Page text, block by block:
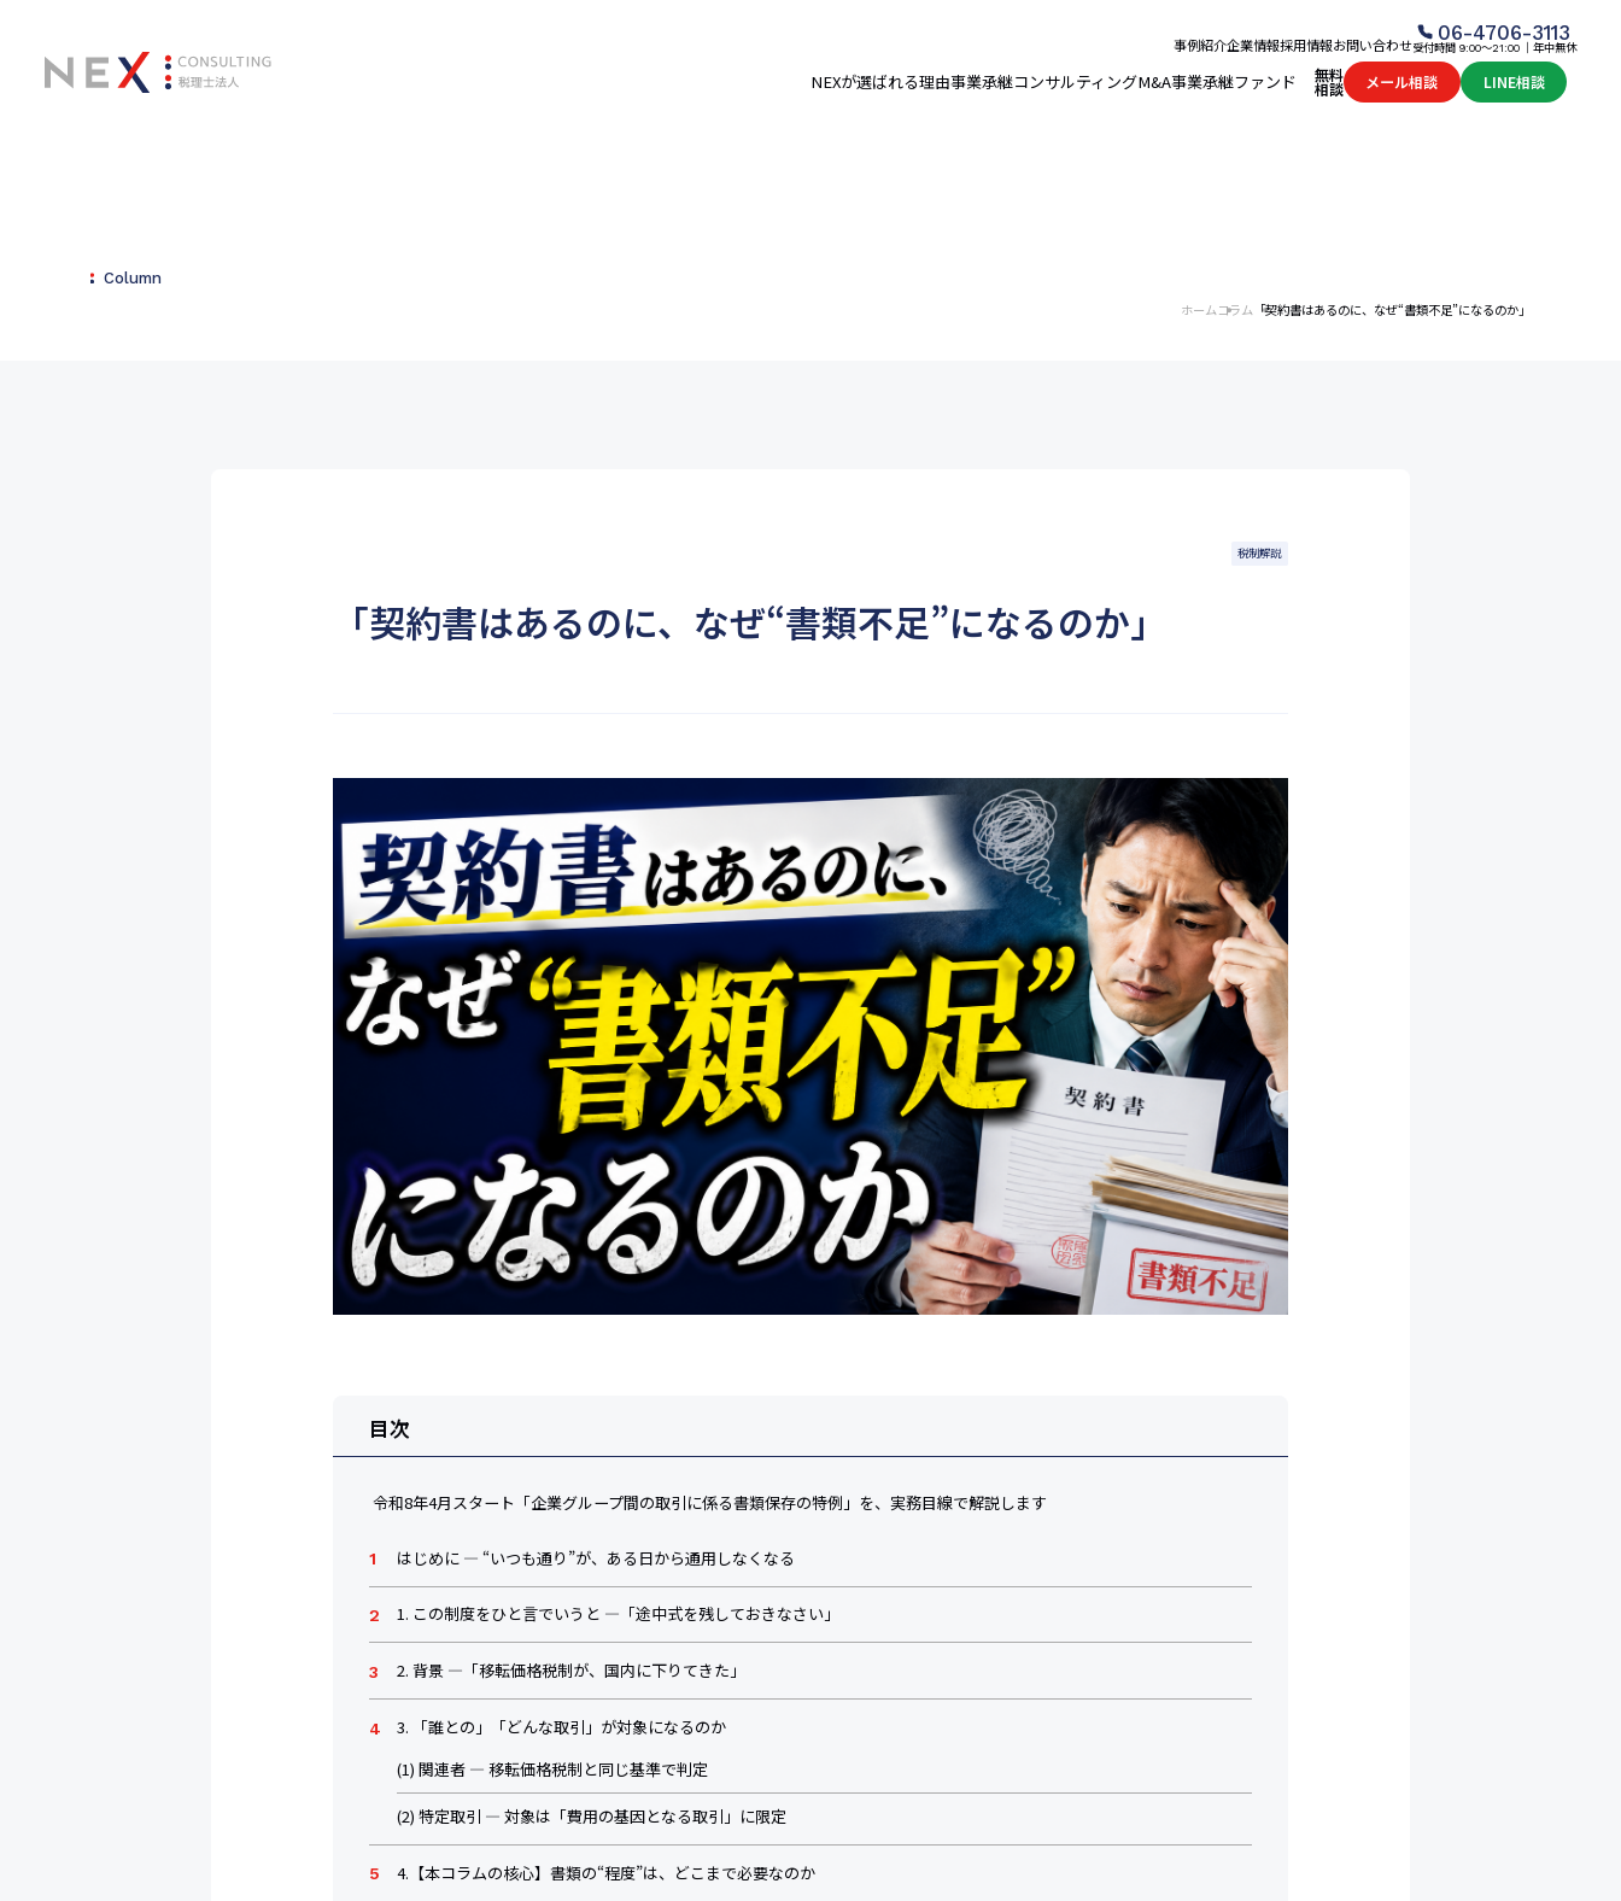
事例紹介企業情報採用情報お問い合わせ
06-4706-3113
受付時間 9:00～21:00 │年中無休
NEXが選ばれる理由事業承継コンサルティングM&A事業承継ファンド 無料
相談 メール相談 LINE相談
Column
ホーム コラム 「契約書はあるのに、なぜ“書類不足”になるのか」
税制解説
「契約書はあるのに、なぜ“書類不足”になるのか」
目次
―― 令和8年4月スタート「企業グループ間の取引に係る書類保存の特例」を、実務目線で解説します
はじめに ― “いつも通り”が、ある日から通用しなくなる
1. この制度をひと言でいうと ―「途中式を残しておきなさい」
2. 背景 ―「移転価格税制が、国内に下りてきた」
3. 「誰との」「どんな取引」が対象になるのか
(1) 関連者 ― 移転価格税制と同じ基準で判定
(2) 特定取引 ― 対象は「費用の基因となる取引」に限定
4.【本コラムの核心】書類の“程度”は、どこまで必要なのか